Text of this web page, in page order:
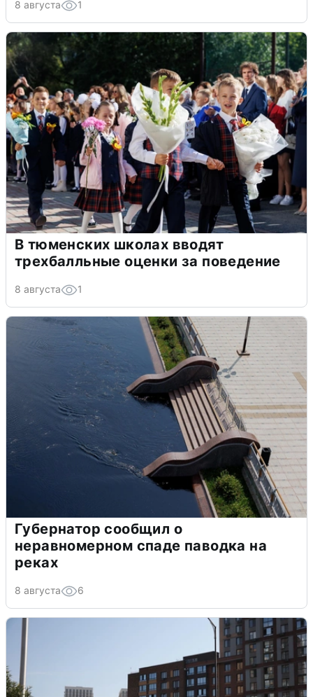
8 августа 1
В тюменских школах вводят
трехбалльные оценки за поведение
8 августа 1
Губернатор сообщил о
неравномерном спаде паводка на
реках
8 августа 6